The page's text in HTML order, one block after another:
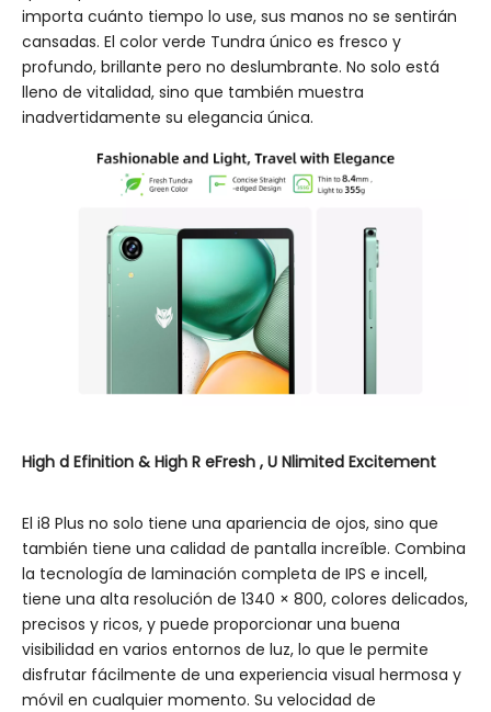
importa cuánto tiempo lo use, sus manos no se sentirán
cansadas. El color verde Tundra único es fresco y
profundo, brillante pero no deslumbrante. No solo está
lleno de vitalidad, sino que también muestra
inadvertidamente su elegancia única.
High d Efinition & High R eFresh , U Nlimited Excitement
El i8 Plus no solo tiene una apariencia de ojos, sino que
también tiene una calidad de pantalla increíble. Combina
la tecnología de laminación completa de IPS e incell,
tiene una alta resolución de 1340 × 800, colores delicados,
precisos y ricos, y puede proporcionar una buena
visibilidad en varios entornos de luz, lo que le permite
disfrutar fácilmente de una experiencia visual hermosa y
móvil en cualquier momento. Su velocidad de